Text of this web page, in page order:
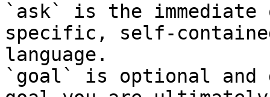
`ask` is the
specific, self-
language.
`goal` is optional and